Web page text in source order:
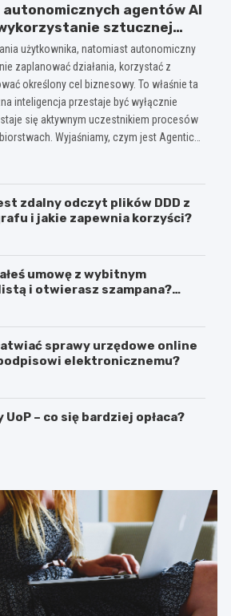
agentów AI
sztucznej
użytkownika, natomiast autonomiczny
zaplanować działania, korzystać z
określony cel biznesowy. To właśnie ta
inteligencja przestaje być wyłącznie
się aktywnym uczestnikiem procesów
Wyjaśniamy, czym jest Agentic…
zdalny odczyt plików DDD z
i jakie zapewnia korzyści?
umowę z wybitnym
i otwierasz szampana?
sprawy urzędowe online
elektronicznemu?
UoP – co się bardziej opłaca?